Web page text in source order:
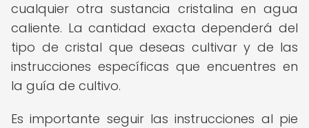
cualquier otra sustancia cristalina en agua
caliente. La cantidad exacta dependerá del
tipo de cristal que deseas cultivar y de las
instrucciones específicas que encuentres en
la guía de cultivo.
Es importante seguir las instrucciones al pie